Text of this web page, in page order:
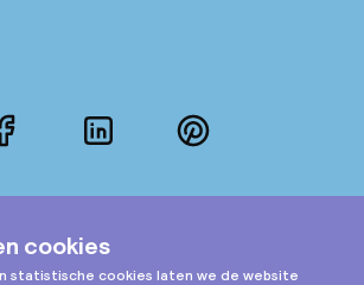
FacebookLinkedInPinterest
Instagram